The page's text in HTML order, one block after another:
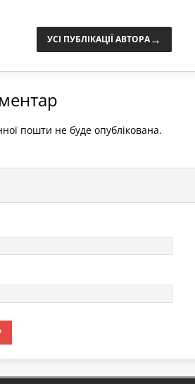
УСІ ПУБЛІКАЦІЇ АВТОРА→
пошти не буде опублікована.